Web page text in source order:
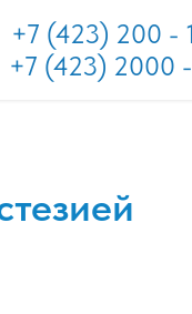
+7 (423) 200 -
+7 (423) 2000